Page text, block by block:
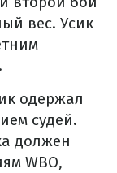
вес. Усик
одержал
судей.
должен
WBO,